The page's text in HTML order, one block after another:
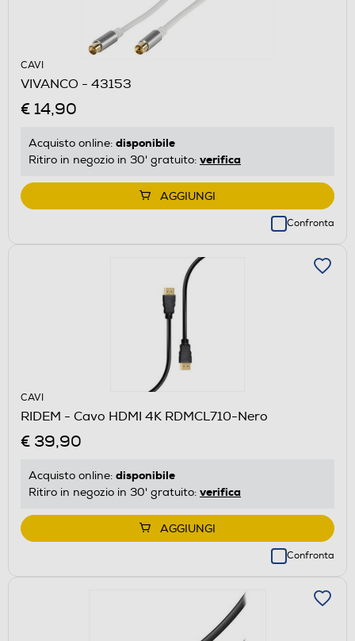
CAVI
VIVANCO - 43153
€ 14,90
Acquisto online: disponibile
Ritiro in negozio in 30' gratuito: verifica
AGGIUNGI
Confronta
CAVI
RIDEM - Cavo HDMI 4K RDMCL710-Nero
€ 39,90
Acquisto online: disponibile
Ritiro in negozio in 30' gratuito: verifica
AGGIUNGI
Confronta